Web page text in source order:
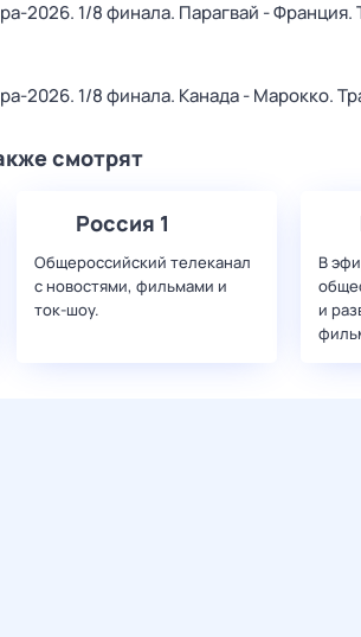
2026. 1/8 финала. Парагвай -
2026. 1/8 финала. Канада - Марокко.
смотрят
Россия 1
Общероссийский телеканал
с новостями, фильмами и
ток-шоу.
В
и